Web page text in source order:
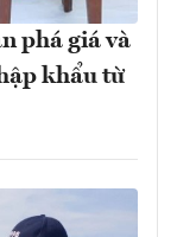
phá giá và
khẩu từ